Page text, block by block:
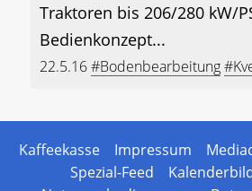
Traktoren bis 206/280 kW/
Bedienkonzept...
22.5.16#Bodenbearbeitung
Kaffeekasse Impressum
Spezial-Feed